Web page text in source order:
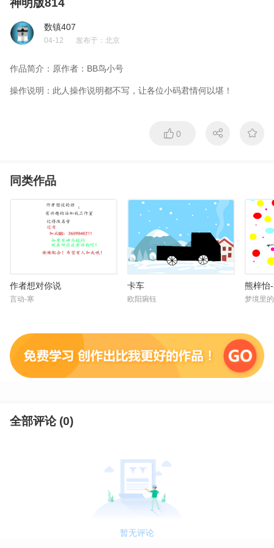
神明版814
数镇407
04-12 发布于： 北京
作品简介： 原作者：BB鸟小号
操作说明： 此人操作说明都不写，让各位小码君情何以堪！
0
同类作品
作者想对你说
言动-寒
卡车
欧阳琬钰
熊梓怡
梦境里
全部评论 (0)
暂无评论